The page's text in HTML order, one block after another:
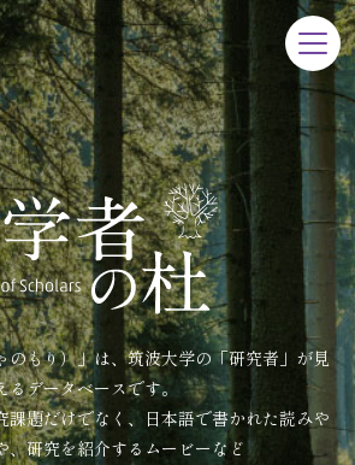
のもり）」は、筑波大学の「研究者」が見
るデータベースです。
課題だけでなく、日本語で書かれた読みや
、研究を紹介するムービーなど